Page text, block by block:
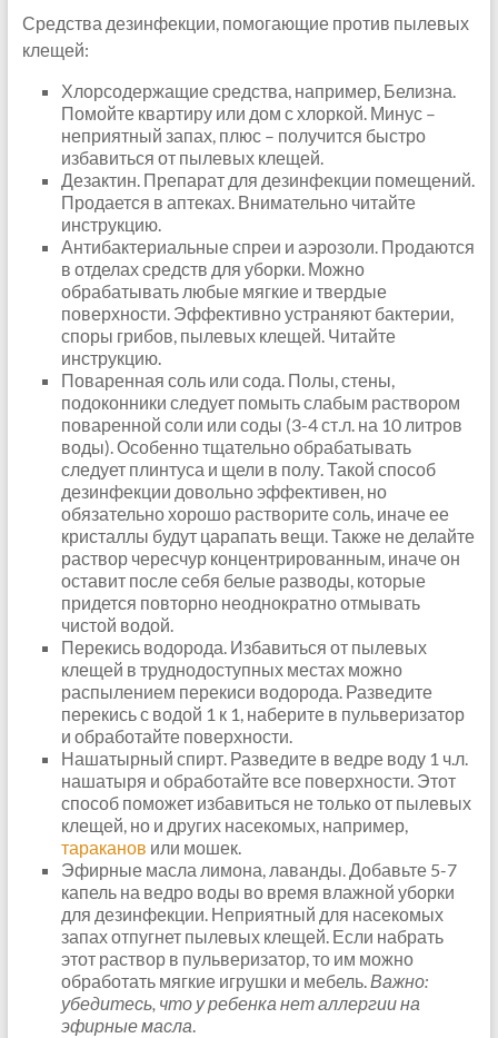
Средства дезинфекции, помогающие против пылевых
клещей:
Хлорсодержащие средства, например, Белизна.
Помойте квартиру или дом с хлоркой. Минус –
неприятный запах, плюс – получится быстро
избавиться от пылевых клещей.
Дезактин. Препарат для дезинфекции помещений.
Продается в аптеках. Внимательно читайте
инструкцию.
Антибактериальные спреи и аэрозоли. Продаются
в отделах средств для уборки. Можно
обрабатывать любые мягкие и твердые
поверхности. Эффективно устраняют бактерии,
споры грибов, пылевых клещей. Читайте
инструкцию.
Поваренная соль или сода. Полы, стены,
подоконники следует помыть слабым раствором
поваренной соли или соды (3-4 ст.л. на 10 литров
воды). Особенно тщательно обрабатывать
следует плинтуса и щели в полу. Такой способ
дезинфекции довольно эффективен, но
обязательно хорошо растворите соль, иначе ее
кристаллы будут царапать вещи. Также не делайте
раствор чересчур концентрированным, иначе он
оставит после себя белые разводы, которые
придется повторно неоднократно отмывать
чистой водой.
Перекись водорода. Избавиться от пылевых
клещей в труднодоступных местах можно
распылением перекиси водорода. Разведите
перекись с водой 1 к 1, наберите в пульверизатор
и обработайте поверхности.
Нашатырный спирт. Разведите в ведре воду 1 ч.л.
нашатыря и обработайте все поверхности. Этот
способ поможет избавиться не только от пылевых
клещей, но и других насекомых, например,
тараканов или мошек.
Эфирные масла лимона, лаванды. Добавьте 5-7
капель на ведро воды во время влажной уборки
для дезинфекции. Неприятный для насекомых
запах отпугнет пылевых клещей. Если набрать
этот раствор в пульверизатор, то им можно
обработать мягкие игрушки и мебель.Важно:
убедитесь, что у ребенка нет аллергии на
эфирные масла.